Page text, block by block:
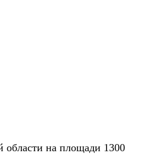
области на площади 1300